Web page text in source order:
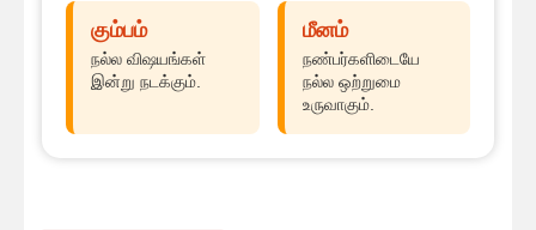
கும்பம்
நல்ல விஷயங்கள்
இன்று நடக்கும்.
மீனம்
நண்பர்களிடையே
நல்ல ஒற்றுமை
உருவாகும்.